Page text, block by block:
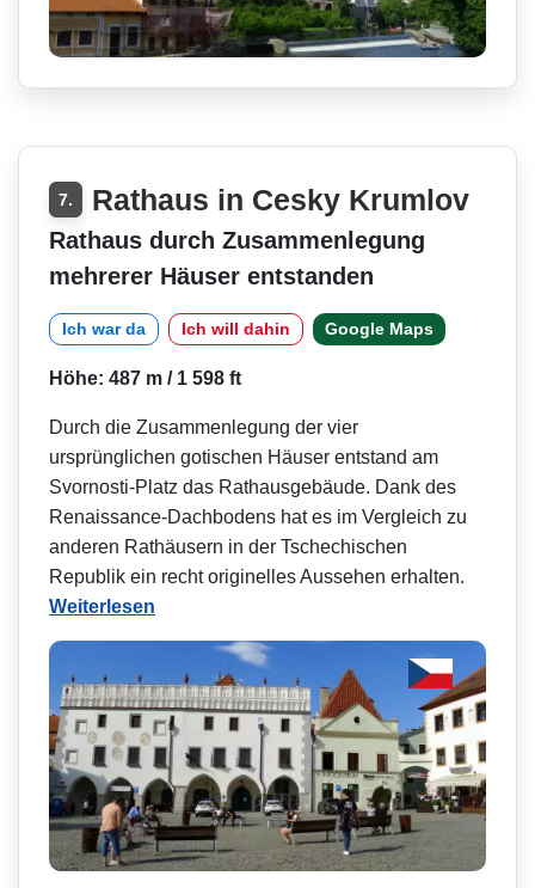
7. Rathaus in Cesky Krumlov
Rathaus durch Zusammenlegung
mehrerer Häuser entstanden
Ich war da Ich will dahin Google Maps
Höhe: 487 m / 1 598 ft
Durch die Zusammenlegung der vier
ursprünglichen gotischen Häuser entstand am
Svornosti-Platz das Rathausgebäude. Dank des
Renaissance-Dachbodens hat es im Vergleich zu
anderen Rathäusern in der Tschechischen
Republik ein recht originelles Aussehen erhalten.
Weiterlesen